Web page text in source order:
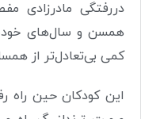
دررفتگی مادرزادی
همسن و سال‌های
کمی بی‌تعادل‌تر از
این کودکان حین راه